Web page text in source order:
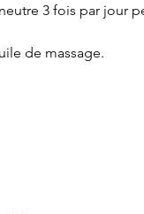
3 fois par jour
de massage.